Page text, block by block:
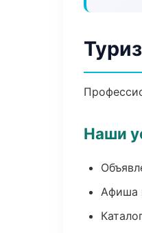
Наши
Афиша